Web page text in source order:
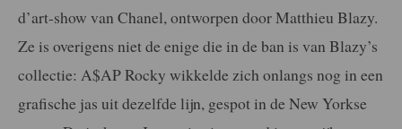
d’art-show van Chanel, ontworpen door Matthieu Blazy.
Ze is overigens niet de enige die in de ban is van Blazy’s
collectie: A$AP Rocky wikkelde zich onlangs nog in een
grafische jas uit dezelfde lijn, gespot in de New Yorkse